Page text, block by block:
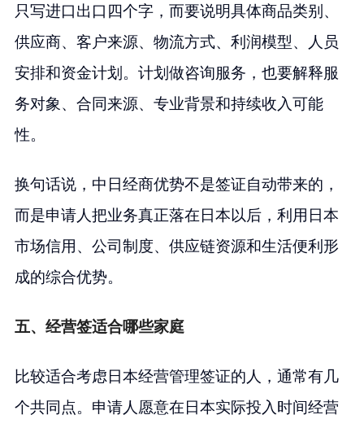
只写进口出口四个字，而要说明具体商品类别、
供应商、客户来源、物流方式、利润模型、人员
安排和资金计划。计划做咨询服务，也要解释服
务对象、合同来源、专业背景和持续收入可能
性。
换句话说，中日经商优势不是签证自动带来的，
而是申请人把业务真正落在日本以后，利用日本
市场信用、公司制度、供应链资源和生活便利形
成的综合优势。
五、经营签适合哪些家庭
比较适合考虑日本经营管理签证的人，通常有几
个共同点。申请人愿意在日本实际投入时间经营